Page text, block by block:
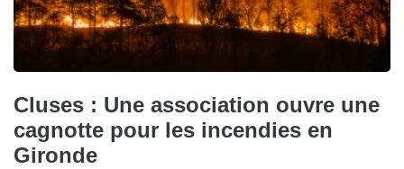
Cluses : Une association ouvre une
cagnotte pour les incendies en
Gironde